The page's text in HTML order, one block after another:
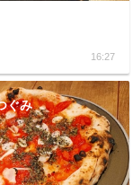
16:27
ぐみ